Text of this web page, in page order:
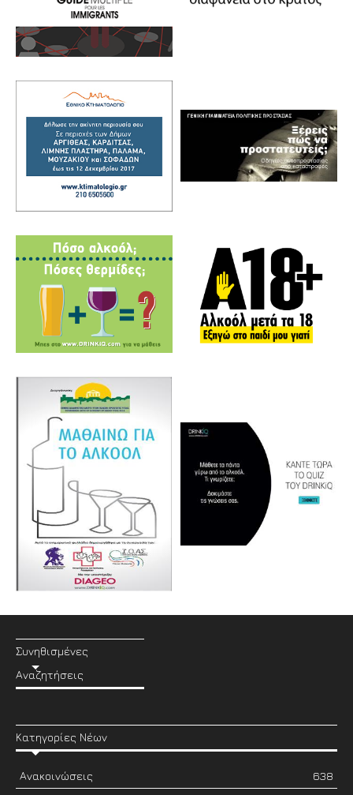
Συνηθισμένες
Αναζητήσεις
Κατηγορίες Νέων
Ανακοινώσεις
638